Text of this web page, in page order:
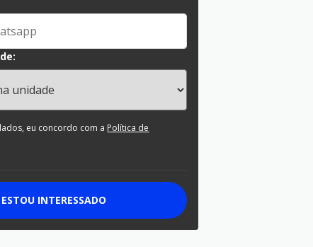
eu concordo com a Política de
ESTOU INTERESSADO